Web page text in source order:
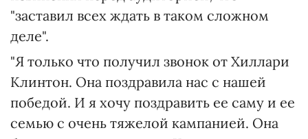
"заставил всех ждать в таком сложном
деле".
"Я только что получил звонок от Хиллари
Клинтон. Она поздравила нас с нашей
победой. И я хочу поздравить ее саму и ее
семью с очень тяжелой кампанией. Она